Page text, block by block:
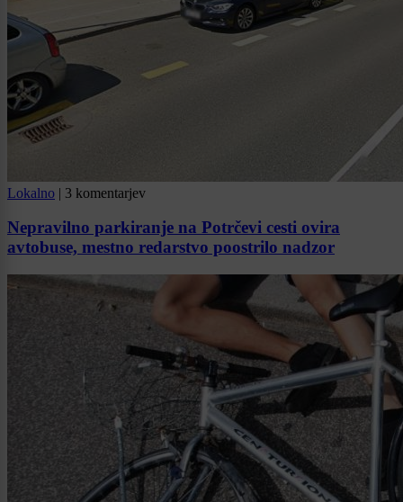
Lokalno | 3 komentarjev
Nepravilno parkiranje na Potrčevi cesti ovira
avtobuse, mestno redarstvo poostrilo nadzor